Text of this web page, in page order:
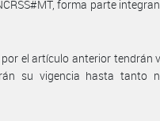
forma parte
el artículo anterior tendrán
su vigencia hasta tanto